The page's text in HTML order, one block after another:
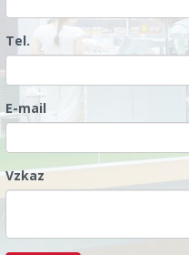
Tel.
E-mail
Vzkaz